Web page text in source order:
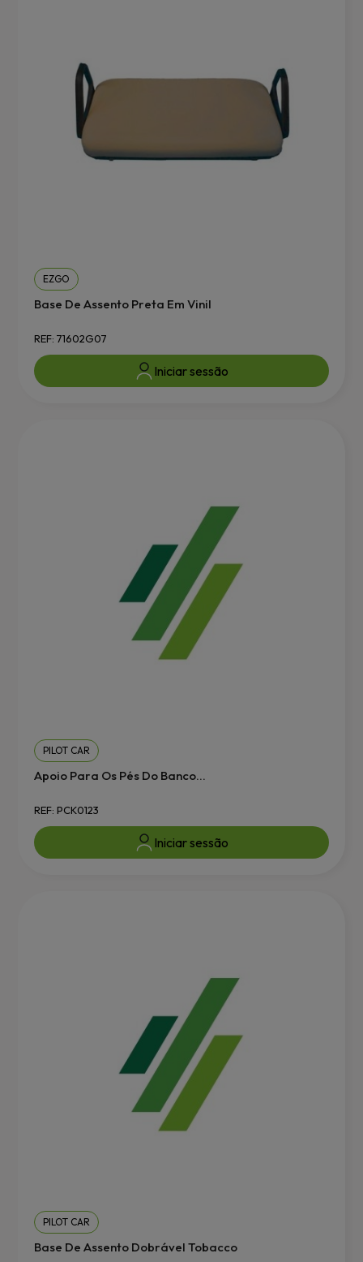
EZGO
Base De Assento Preta Em Vinil
REF: 71602G07
Iniciar sessão
PILOT CAR
Apoio Para Os Pés Do Banco...
REF: PCK0123
Iniciar sessão
PILOT CAR
Base De Assento Dobrável Tobacco